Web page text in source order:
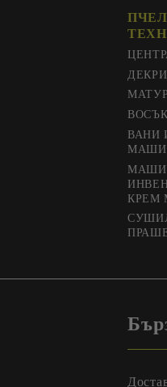
ВАНИ
КРЕМ